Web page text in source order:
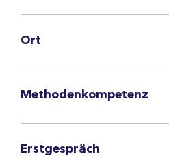
Ort
Methodenkompetenz
Erstgespräch